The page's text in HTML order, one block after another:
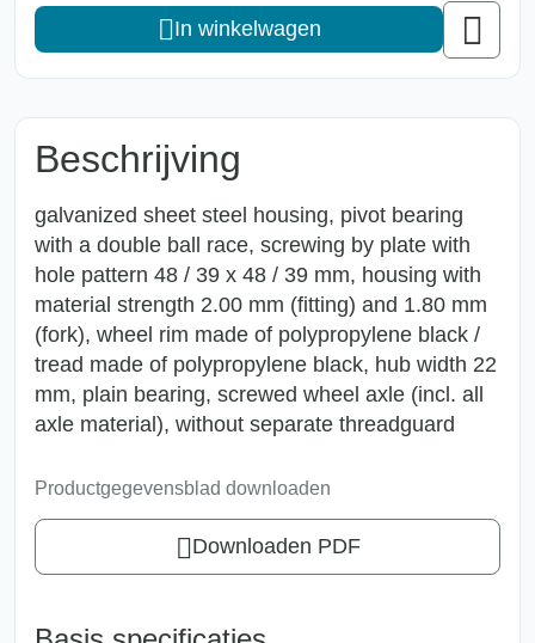
In winkelwagen
Beschrijving
galvanized sheet steel housing, pivot bearing
with a double ball race, screwing by plate with
hole pattern 48 / 39 x 48 / 39 mm, housing with
material strength 2.00 mm (fitting) and 1.80 mm
(fork), wheel rim made of polypropylene black /
tread made of polypropylene black, hub width 22
mm, plain bearing, screwed wheel axle (incl. all
axle material), without separate threadguard
Productgegevensblad downloaden
Downloaden PDF